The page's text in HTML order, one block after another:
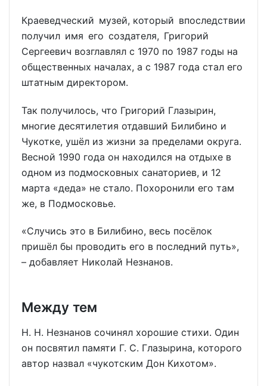
Краеведческий музей, который впоследствии
получил имя его создателя, Григорий
Сергеевич возглавлял с 1970 по 1987 годы на
общественных началах, а с 1987 года стал его
штатным директором.
Так получилось, что Григорий Глазырин,
многие десятилетия отдавший Билибино и
Чукотке, ушёл из жизни за пределами округа.
Весной 1990 года он находился на отдыхе в
одном из подмосковных санаториев, и 12
марта «деда» не стало. Похоронили его там
же, в Подмосковье.
«Случись это в Билибино, весь посёлок
пришёл бы проводить его в последний путь»,
– добавляет Николай Незнанов.
Между тем
Н. Н. Незнанов сочинял хорошие стихи. Один
он посвятил памяти Г. С. Глазырина, которого
автор назвал «чукотским Дон Кихотом».